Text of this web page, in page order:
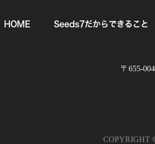
HOME Seeds7だからできること
〒655-
COPYRIGHT